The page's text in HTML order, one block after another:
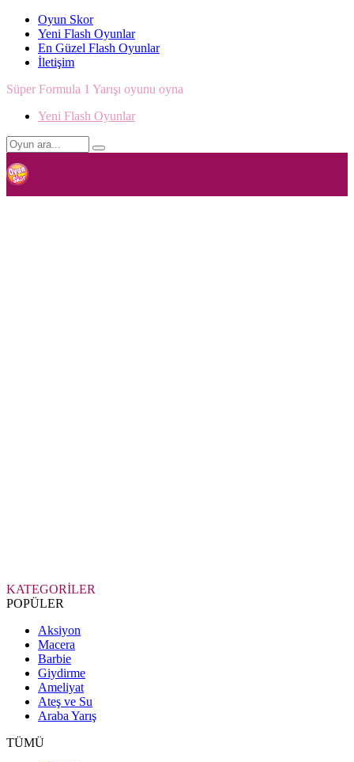
Oyun Skor
Yeni Flash Oyunlar
En Güzel Flash Oyunlar
İletişim
Süper Formula 1 Yarışı oyunu oyna
Yeni Flash Oyunlar
KATEGORİLER
POPÜLER
Aksiyon
Macera
Barbie
Giydirme
Ameliyat
Ateş ve Su
Araba Yarış
TÜMÜ